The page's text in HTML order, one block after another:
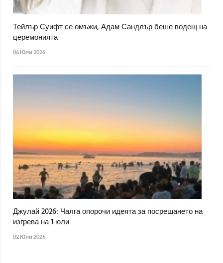
Тейлър Суифт се омъжи, Адам Сандлър беше водещ на
церемонията
06 Юли 2026
Джулай 2026: Чалга опорочи идеята за посрещането на
изгрева на 1 юли
02 Юли 2026